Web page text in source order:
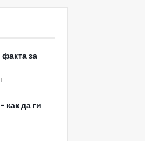
за
как да ги